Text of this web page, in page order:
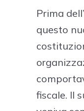
Prima
questo
fiscale. Il